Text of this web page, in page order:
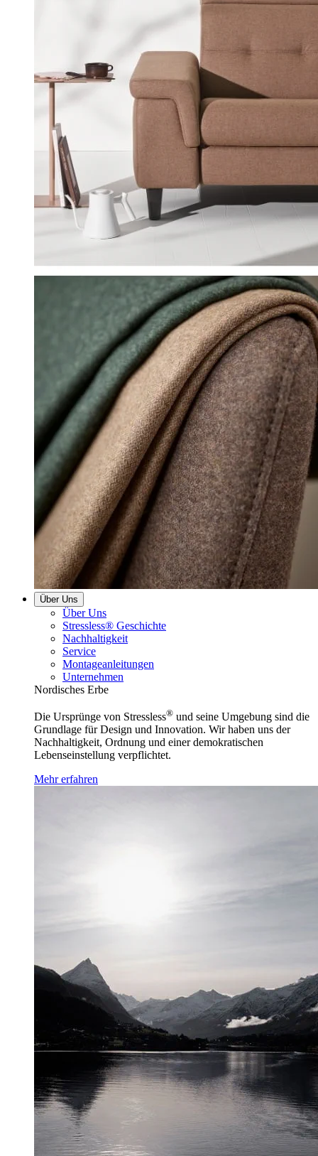
Über Uns
Über Uns
Stressless® Geschichte
Nachhaltigkeit
Service
Montageanleitungen
Unternehmen
Nordisches Erbe
Die Ursprünge von Stressless® und seine Umgebung sind die
Grundlage für Design und Innovation. Wir haben uns der
Nachhaltigkeit, Ordnung und einer demokratischen
Lebenseinstellung verpflichtet.
Mehr erfahren